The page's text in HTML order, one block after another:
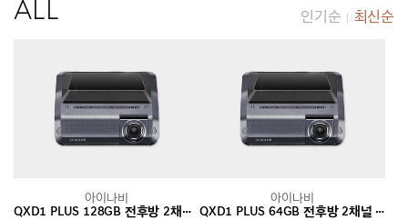
ALL 인기순 | 최신순
QXD1 PLUS 128GB 전후방 2채널 블랙박스
아이나비
QXD1 PLUS 64GB 전후방 2채널 블랙박스
아이나비